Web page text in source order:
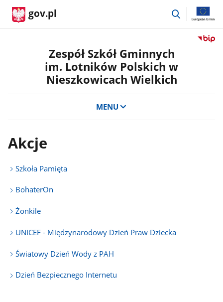
gov.pl
przejdź
Przejdź
Zespół Szkół Gminnych
im. Lotników Polskich w
Nieszkowicach Wielkich
MENU
Akcje
Szkoła Pamięta
BohaterOn
Żonkile
UNICEF - Międzynarodowy Dzień Praw Dziecka
Światowy Dzień Wody z PAH
Dzień Bezpiecznego Internetu